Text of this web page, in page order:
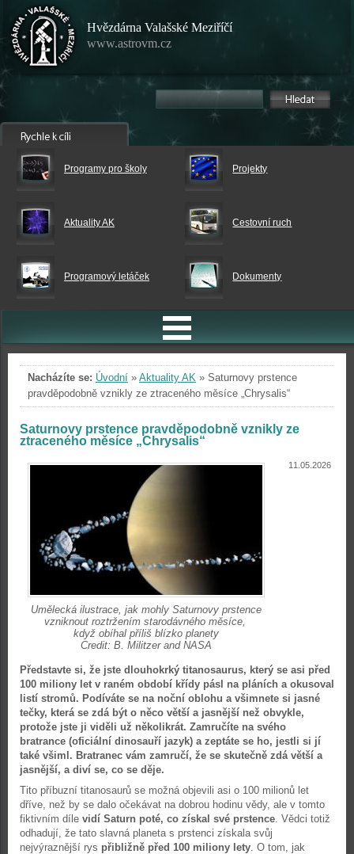
Hvězdárna Valašské Meziříčí
www.astrovm.cz
Programy pro školy Projekty
Aktuality AK Cestovní ruch
Programový letáček Dokumenty
Nacházíte se: Úvodní » Aktuality AK » Saturnovy prstence
pravděpodobně vznikly ze ztraceného měsíce „Chrysalis“
Saturnovy prstence pravděpodobně vznikly ze
ztraceného měsíce „Chrysalis“
11.05.2026
Umělecká ilustrace, jak mohly Saturnovy prstence
vzniknout roztržením starodávného měsíce,
když obíhal příliš blízko planety
Credit: B. Militzer and NASA
Představte si, že jste dlouhokrký titanosaurus, který se asi před
100 miliony let v raném období křídy pásl na pláních a okusoval
listí stromů. Podíváte se na noční oblohu a všimnete si jasné
tečky, která se zdá být o něco větší a jasnější než obvykle,
protože jste ji viděli už několikrát. Zamručíte na svého
bratrance (oficiální dinosauří jazyk) a zeptáte se ho, jestli si jí
také všiml. Bratranec vám zamručí, že se skutečně zdá větší a
jasnější, a diví se, co se děje.
Tito příbuzní titanosaurů se možná objevili asi o 100 milionů let
dříve, než by se dalo očekávat na dobrou hodinu vědy, ale v tomto
fiktivním díle vidí Saturn poté, co získal své prstence . Vědci totiž
odhadují, že tato slavná planeta s prstenci získala svůj
nejvýraznější rys přibližně před 100 miliony lety . O tom, jak